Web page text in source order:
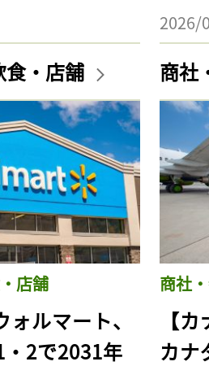
2026/
・店舗
店舗
ォルマート、
2で2031年
商社
商社
【
カナ